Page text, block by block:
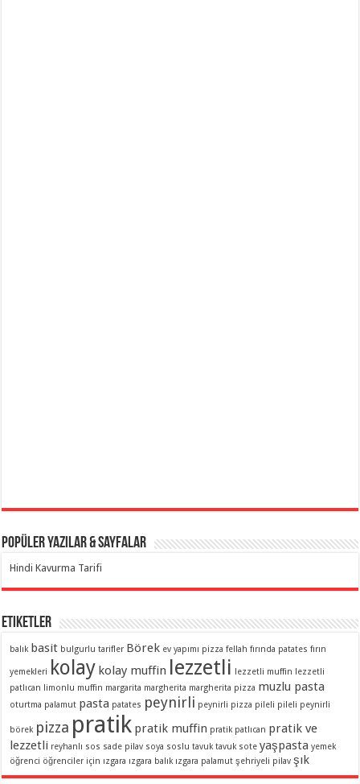
Popüler Yazılar & Sayfalar
Hindi Kavurma Tarifi
Etiketler
balık basit bulgurlu tarifler Börek ev yapımı pizza fellah fırında patates fırın
yemekleri kolay kolay muffin lezzetli lezzetli muffin
lezzetli
patlıcan
limonlu muffin margarita margherita margherita pizza muzlu pasta
oturtma palamut pasta patates peynirli peynirli pizza pileli pileli peynirli
börek pizza pratik pratik muffin pratik patlıcan pratik ve
lezzetli reyhanlı sos sade pilav soya soslu tavuk tavuk sote yaşpasta yemek
öğrenci öğrenciler için ızgara ızgara balık ızgara palamut şehriyeli pilav şık